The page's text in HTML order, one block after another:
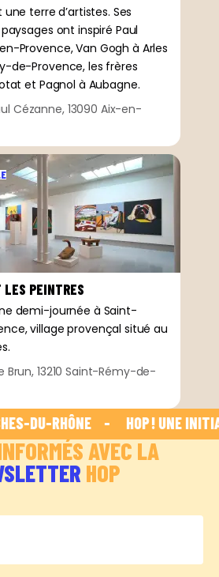
terre d’artistes. Ses
ont inspiré Paul
Provence, Van Gogh à Arles
de-Provence, les frères
et Pagnol à Aubagne.
Cézanne, 13090 Aix-en-
LES PEINTRES
demi-journée à Saint-
village provençal situé au
Brun, 13210 Saint-Rémy-de-
DU-RHÔNE    - HOP ! UNE
AVEC LA
HOP